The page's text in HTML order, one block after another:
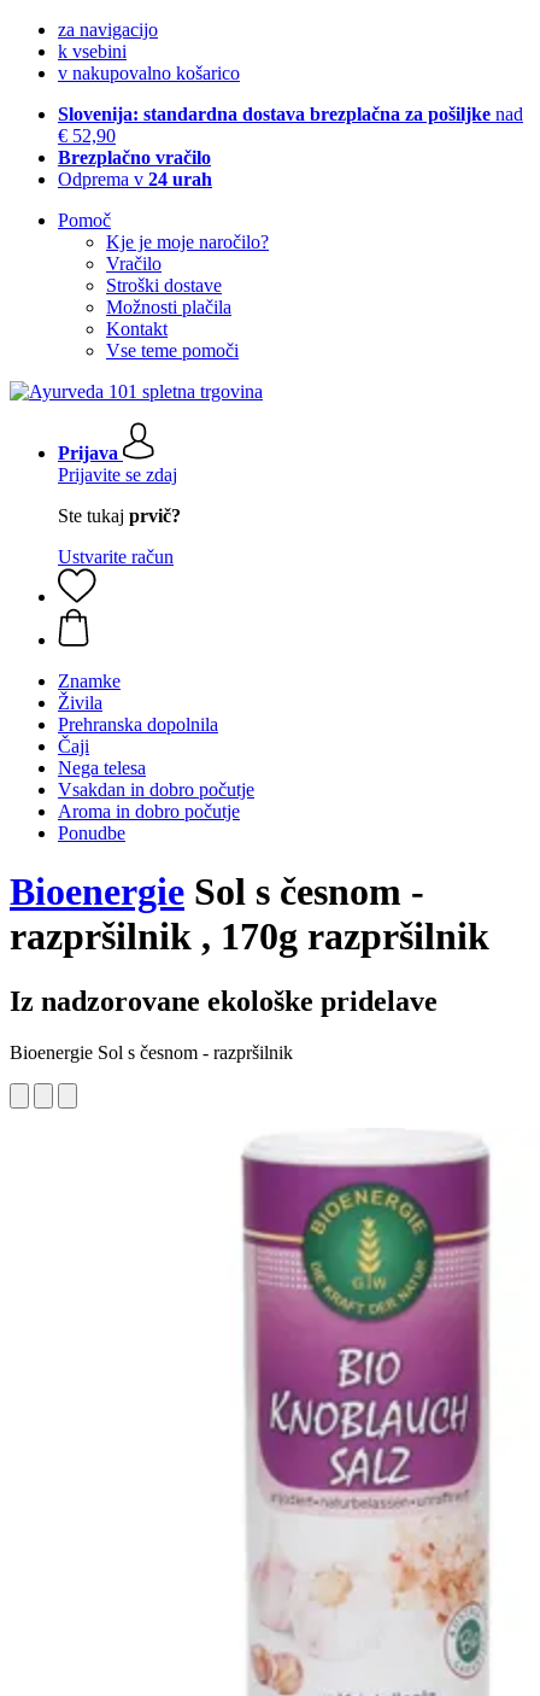
za navigacijo
k vsebini
v nakupovalno košarico
Slovenija: standardna dostava brezplačna za pošiljke nad
€ 52,90
Brezplačno vračilo
Odprema v 24 urah
Pomoč
Kje je moje naročilo?
Vračilo
Stroški dostave
Možnosti plačila
Kontakt
Vse teme pomoči
Prijava
Prijavite se zdaj
Ste tukaj prvič?
Ustvarite račun
Znamke
Živila
Prehranska dopolnila
Čaji
Nega telesa
Vsakdan in dobro počutje
Aroma in dobro počutje
Ponudbe
Bioenergie Sol s česnom -
razpršilnik , 170g razpršilnik
Iz nadzorovane ekološke pridelave
Bioenergie Sol s česnom - razpršilnik